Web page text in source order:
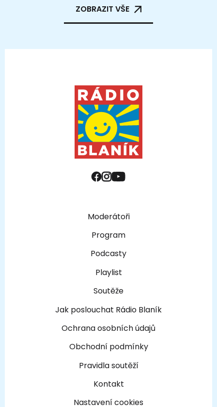
ZOBRAZIT VŠE
Moderátoři
Program
Podcasty
Playlist
Soutěže
Jak poslouchat Rádio Blaník
Ochrana osobních údajů
Obchodní podmínky
Pravidla soutěží
Kontakt
Nastavení cookies